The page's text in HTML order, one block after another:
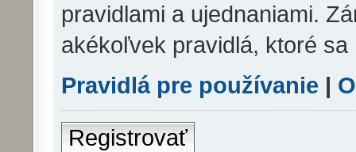
pravidlami a ujednaniami.
akékoľvek pravidlá, ktoré sa
Pravidlá pre používanie |
Registrovať